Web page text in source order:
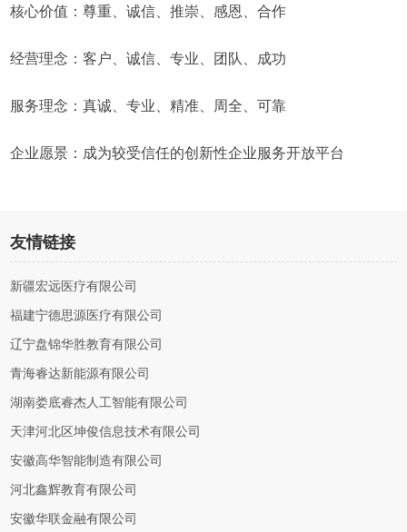
核心价值：尊重、诚信、推崇、感恩、合作
经营理念：客户、诚信、专业、团队、成功
服务理念：真诚、专业、精准、周全、可靠
企业愿景：成为较受信任的创新性企业服务开放平台
友情链接
新疆宏远医疗有限公司
福建宁德思源医疗有限公司
辽宁盘锦华胜教育有限公司
青海睿达新能源有限公司
湖南娄底睿杰人工智能有限公司
天津河北区坤俊信息技术有限公司
安徽高华智能制造有限公司
河北鑫辉教育有限公司
安徽华联金融有限公司